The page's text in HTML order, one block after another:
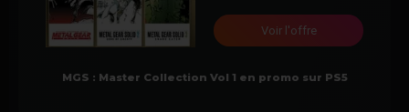
Voir l'offre
MGS : Master Collection Vol 1 en promo sur PS5